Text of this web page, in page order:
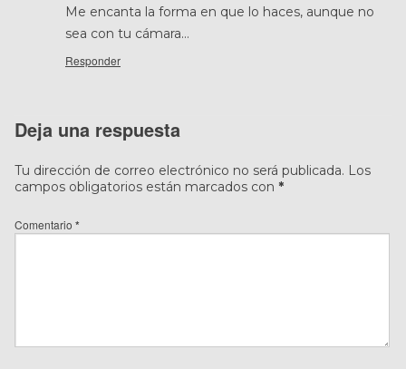
Me encanta la forma en que lo haces, aunque no
sea con tu cámara…
Responder
Deja una respuesta
Tu dirección de correo electrónico no será publicada. Los
campos obligatorios están marcados con *
Comentario *